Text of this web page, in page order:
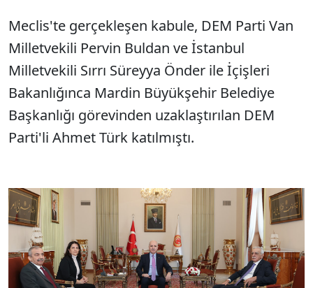
Meclis'te gerçekleşen kabule, DEM Parti Van
Milletvekili Pervin Buldan ve İstanbul
Milletvekili Sırrı Süreyya Önder ile İçişleri
Bakanlığınca Mardin Büyükşehir Belediye
Başkanlığı görevinden uzaklaştırılan DEM
Parti'li Ahmet Türk katılmıştı.